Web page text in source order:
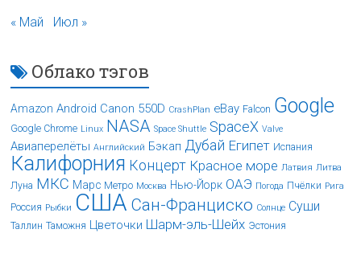
« Май Июл »
Облако тэгов
Amazon Android Canon 550D CrashPlan eBay Falcon Google
Google Chrome Linux NASA Space Shuttle SpaceX Valve
Авиаперелёты Английский Бэкап Дубай Египет Испания
Калифорния Концерт Красное море Латвия Литва
Луна МКС Марс Метро Москва Нью-Йорк ОАЭ Погода Пчёлки Рига
Россия Рыбки США Сан-Франциско Солнце Суши
Таллин Таможня Цветочки Шарм-эль-Шейх Эстония